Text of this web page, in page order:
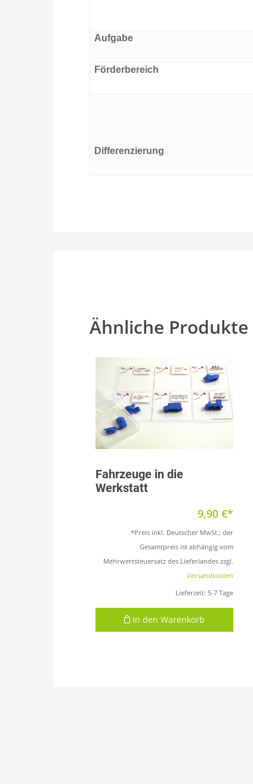
Aufgabe
Förderbereich
Differenzierung
Ähnliche Produkte
Fahrzeuge in die
Werkstatt
In den Warenkorb
9,90 €
*Preis inkl. Deutscher MwSt.; der
Gesamtpreis ist abhängig vom
Mehrwertsteuersatz des Lieferlandes zzgl.
Versandkosten
Lieferzeit: 5-7 Tage